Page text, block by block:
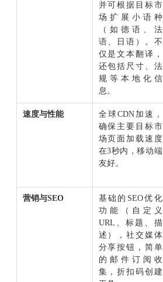
并可根据目标市
场扩展小语种
（如德语、法
语、日语）。不
仅是文本翻译，
还包括尺寸、法
规等本地化信
息。
速度与性能
全球CDN加速，
确保主要目标市
场页面加载速度
在3秒内，移动端
友好。
营销与SEO
基础的SEO优化
功能（自定义
URL、标题、描
述），社交媒体
分享按钮，简单
的邮件订阅收
集，折扣码创建